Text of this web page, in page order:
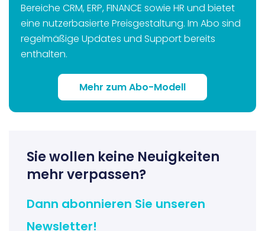
Bereiche CRM, ERP, FINANCE sowie HR und bietet
eine nutzerbasierte Preisgestaltung. Im Abo sind
regelmäßige Updates und Support bereits
enthalten.
Mehr zum Abo-Modell
Sie wollen keine Neuigkeiten
mehr verpassen?
Dann abonnieren Sie unseren
Newsletter!